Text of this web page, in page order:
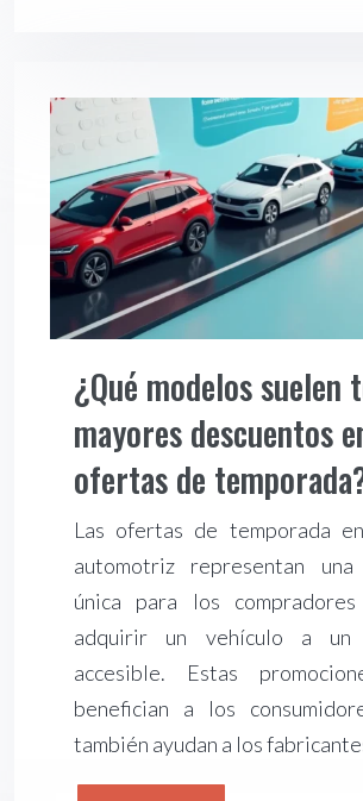
¿Qué modelos suelen
mayores descuentos
ofertas de
Las ofertas de temporada
automotriz representan una
única para los
adquirir un vehículo a un
accesible. Estas
benefician a los
también ayudan a los